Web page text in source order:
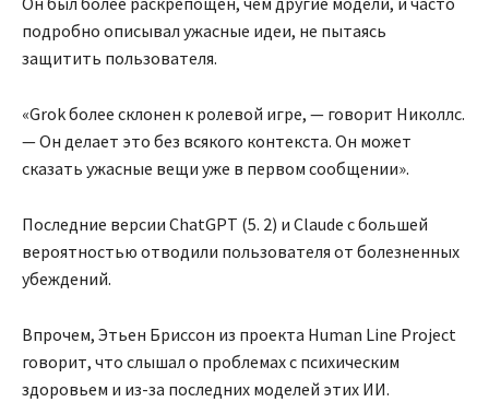
подробно описывал ужасные идеи, не пытаясь
защитить пользователя.
«Grok более склонен к ролевой игре, — говорит Николлс.
— Он делает это без всякого контекста. Он может
сказать ужасные вещи уже в первом сообщении».
Последние версии ChatGPT (5. 2) и Claude с большей
вероятностью отводили пользователя от болезненных
убеждений.
Впрочем, Этьен Бриссон из проекта Human Line Project
говорит, что слышал о проблемах с психическим
здоровьем и из-за последних моделей этих ИИ.